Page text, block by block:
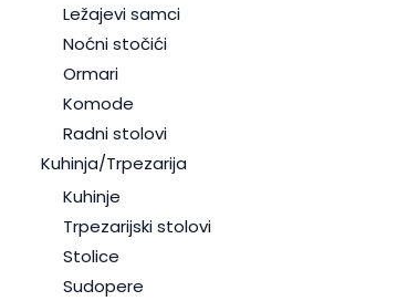
Ležajevi samci
Noćni stočići
Ormari
Komode
Radni stolovi
Kuhinja/Trpezarija
Kuhinje
Trpezarijski stolovi
Stolice
Sudopere